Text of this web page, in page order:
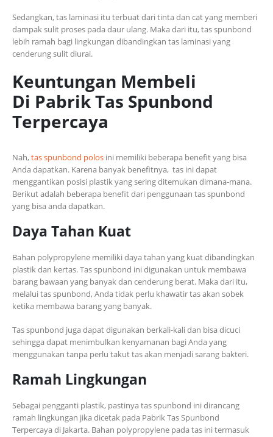
Sedangkan, tas laminasi itu terbuat dari tinta dan cat yang memberi
dampak sulit proses pada daur ulang. Maka dari itu, tas spunbond
lebih ramah bagi lingkungan dibandingkan tas laminasi yang
cenderung sulit diurai.
Keuntungan Membeli
Di Pabrik Tas Spunbond
Terpercaya
Nah,tas spunbond polos ini memiliki beberapa benefit yang bisa
Anda dapatkan. Karena banyak benefitnya, tas ini dapat
menggantikan posisi plastik yang sering ditemukan dimana-mana.
Berikut adalah beberapa benefit dari penggunaan tas spunbond
yang bisa anda dapatkan.
Daya Tahan Kuat
Bahan polypropylene memiliki daya tahan yang kuat dibandingkan
plastik dan kertas. Tas spunbond ini digunakan untuk membawa
barang bawaan yang banyak dan cenderung berat. Maka dari itu,
melalui tas spunbond, Anda tidak perlu khawatir tas akan sobek
ketika membawa barang yang banyak.
Tas spunbond juga dapat digunakan berkali-kali dan bisa dicuci
sehingga dapat menimbulkan kenyamanan bagi Anda yang
menggunakan tanpa perlu takut tas akan menjadi sarang bakteri.
Ramah Lingkungan
Sebagai pengganti plastik, pastinya tas spunbond ini dirancang
ramah lingkungan jika dicetak pada Pabrik Tas Spunbond
Terpercaya di Jakarta. Bahan polypropylene pada tas ini termasuk